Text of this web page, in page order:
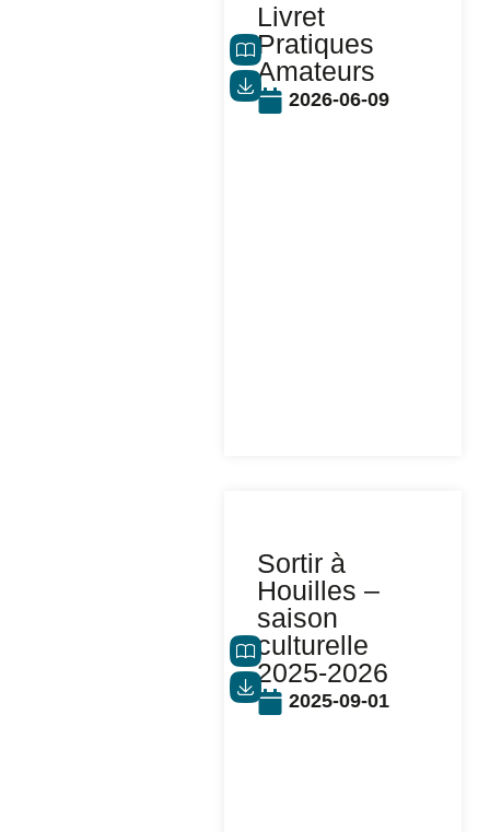
2026-06-09
Livret
Pratiques
Amateurs
2025-09-01
Sortir à
Houilles –
saison
culturelle
2025-2026